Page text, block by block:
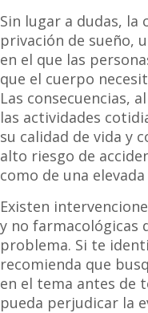
Sin lugar a dudas, la
privación de sueño,
en el que las
que el cuerpo
Las consecuencias,
las actividades
su calidad de vida y
alto riesgo de
como de una
Existen
y no farmacológicas
problema. Si te
recomienda que
en el tema antes de
pueda perjudicar la